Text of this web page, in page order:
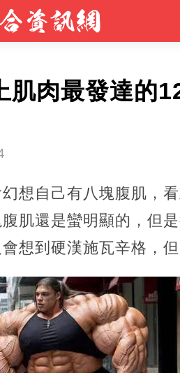
肌肉最發達的
想自己有八塊腹肌，
肌還是蠻明顯的，但
想到硬漢施瓦辛格，